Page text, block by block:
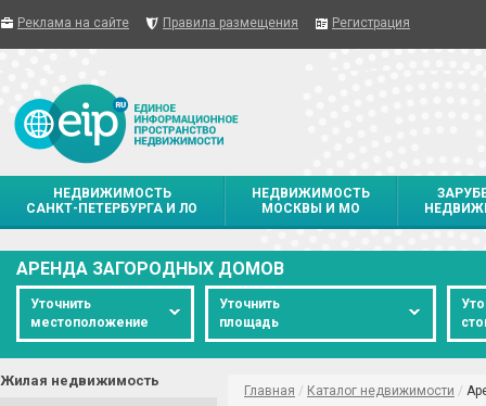
Реклама на сайте Правила размещения Регистрация
НЕДВИЖИМОСТЬ
САНКТ-ПЕТЕРБУРГА И ЛО
НЕДВИЖИМОСТЬ
МОСКВЫ И МО
АРЕНДА ЗАГОРОДНЫХ ДОМОВ
Уточнить
местоположение
Уточнить
площадь
Жилая недвижимость
Главная / Каталог недвижимости /